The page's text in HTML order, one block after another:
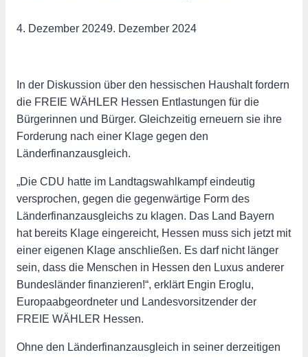
4. Dezember 20249. Dezember 2024
In der Diskussion über den hessischen Haushalt fordern
die FREIE WÄHLER Hessen Entlastungen für die
Bürgerinnen und Bürger. Gleichzeitig erneuern sie ihre
Forderung nach einer Klage gegen den
Länderfinanzausgleich.
„Die CDU hatte im Landtagswahlkampf eindeutig
versprochen, gegen die gegenwärtige Form des
Länderfinanzausgleichs zu klagen. Das Land Bayern
hat bereits Klage eingereicht, Hessen muss sich jetzt mit
einer eigenen Klage anschließen. Es darf nicht länger
sein, dass die Menschen in Hessen den Luxus anderer
Bundesländer finanzieren!“, erklärt Engin Eroglu,
Europaabgeordneter und Landesvorsitzender der
FREIE WÄHLER Hessen.
Ohne den Länderfinanzausgleich in seiner derzeitigen